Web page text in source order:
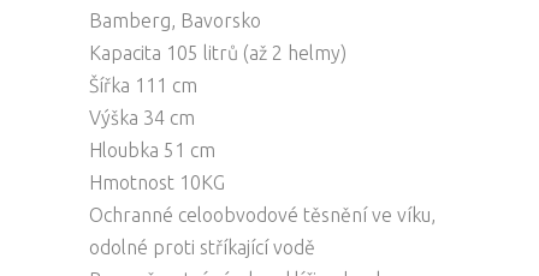
Bamberg, Bavorsko
Kapacita 105 litrů (až 2 helmy)
Šířka 111 cm
Výška 34 cm
Hloubka 51 cm
Hmotnost 10KG
Ochranné celoobvodové těsnění ve víku,
odolné proti stříkající vodě